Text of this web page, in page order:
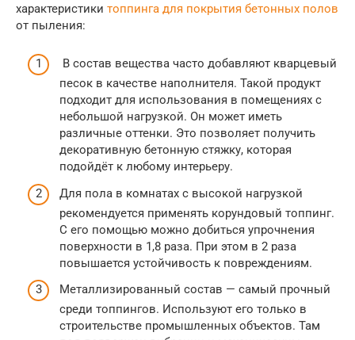
характеристики топпинга для покрытия бетонных полов
от пыления:
В состав вещества часто добавляют кварцевый
песок в качестве наполнителя. Такой продукт
подходит для использования в помещениях с
небольшой нагрузкой. Он может иметь
различные оттенки. Это позволяет получить
декоративную бетонную стяжку, которая
подойдёт к любому интерьеру.
Для пола в комнатах с высокой нагрузкой
рекомендуется применять корундовый топпинг.
С его помощью можно добиться упрочнения
поверхности в 1,8 раза. При этом в 2 раза
повышается устойчивость к повреждениям.
Металлизированный состав — самый прочный
среди топпингов. Используют его только в
строительстве промышленных объектов. Там